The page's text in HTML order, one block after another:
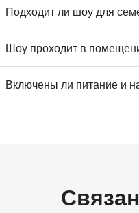
Подходит ли шоу для
Шоу проходит в
Включены ли питание и